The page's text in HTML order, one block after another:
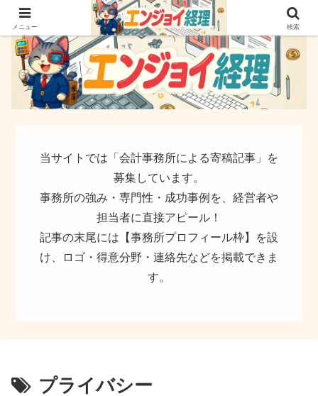
簿記でなく実務ができるサイト
当サイトでは「会計事務所による寄稿記事」を
募集しています。
事務所の強み・専門性・成功事例を、経営者や
担当者に直接アピール！
記事の末尾には【事務所プロフィール枠】を設
け、ロゴ・得意分野・連絡先などを掲載できま
す。
プライバシー
メニュー 検索